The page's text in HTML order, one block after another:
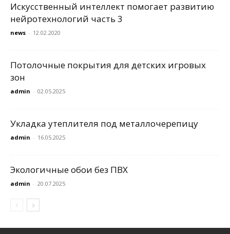
Искусственный интеллект помогает развитию
нейротехнологий часть 3
news - 12.02.2020
Потолочные покрытия для детских игровых
зон
admin - 02.05.2025
Укладка утеплителя под металлочерепицу
admin - 16.05.2025
Экологичные обои без ПВХ
admin - 20.07.2025